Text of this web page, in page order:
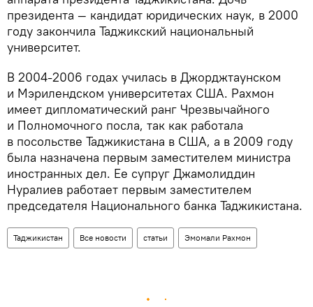
президента — кандидат юридических наук, в 2000
году закончила Таджикский национальный
университет.
В 2004-2006 годах училась в Джорджтаунском
и Мэрилендском университетах США. Рахмон
имеет дипломатический ранг Чрезвычайного
и Полномочного посла, так как работала
в посольстве Таджикистана в США, а в 2009 году
была назначена первым заместителем министра
иностранных дел. Ее супруг Джамолиддин
Нуралиев работает первым заместителем
председателя Национального банка Таджикистана.
Таджикистан Все новости статьи Эмомали Рахмон